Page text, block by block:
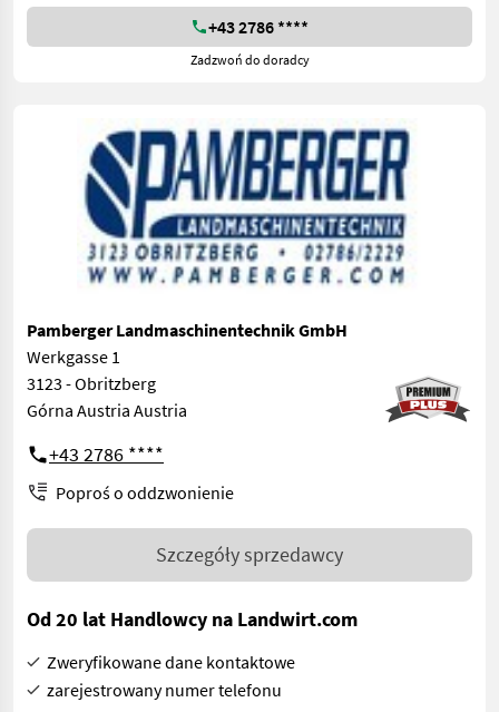
+43 2786 ****
Zadzwoń do doradcy
Pamberger Landmaschinentechnik GmbH
Werkgasse 1
3123 - Obritzberg
Górna Austria Austria
+43 2786 ****
Poproś o oddzwonienie
Szczegóły sprzedawcy
Od 20 lat Handlowcy na Landwirt.com
Zweryfikowane dane kontaktowe
zarejestrowany numer telefonu